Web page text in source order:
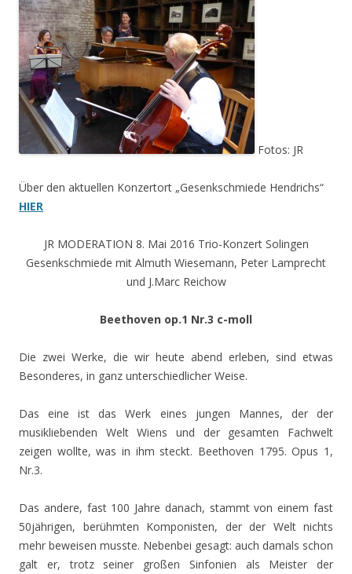
Fotos: JR
Über den aktuellen Konzertort „Gesenkschmiede Hendrichs“
HIER
JR MODERATION 8. Mai 2016 Trio-Konzert Solingen
Gesenkschmiede mit Almuth Wiesemann, Peter Lamprecht
und J.Marc Reichow
Beethoven op.1 Nr.3 c-moll
Die zwei Werke, die wir heute abend erleben, sind etwas
Besonderes, in ganz unterschiedlicher Weise.
Das eine ist das Werk eines jungen Mannes, der der
musikliebenden Welt Wiens und der gesamten Fachwelt
zeigen wollte, was in ihm steckt. Beethoven 1795. Opus 1,
Nr.3.
Das andere, fast 100 Jahre danach, stammt von einem fast
50jährigen, berühmten Komponisten, der der Welt nichts
mehr beweisen musste. Nebenbei gesagt: auch damals schon
galt er, trotz seiner großen Sinfonien als Meister der